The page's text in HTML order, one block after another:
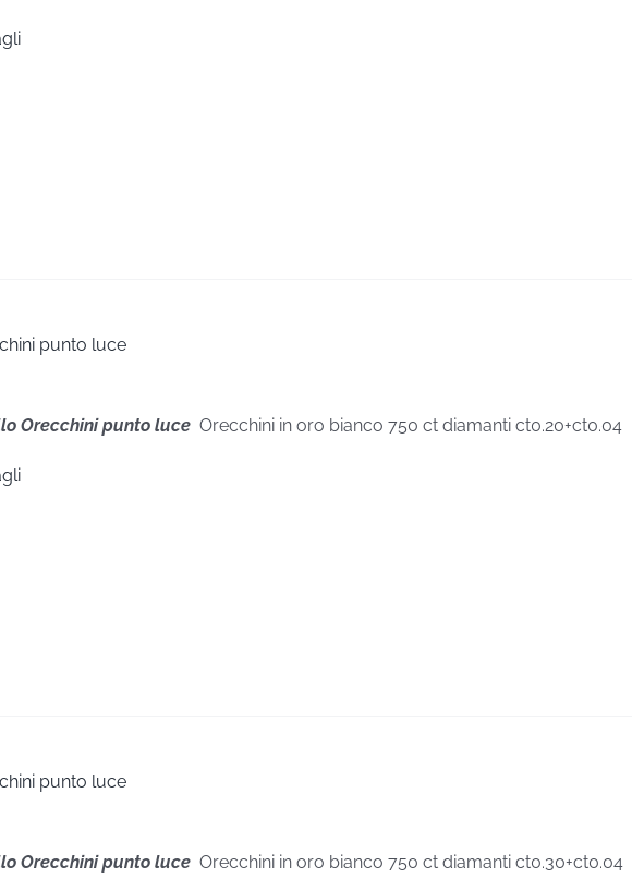
punto luce
Orecchini punto luce Orecchini in oro bianco 750 ct diamanti ct0.20+ct0.04
punto luce
Orecchini punto luce Orecchini in oro bianco 750 ct diamanti ct0.30+ct0.04